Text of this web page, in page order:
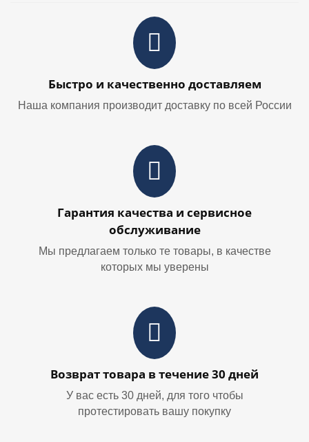
Быстро и качественно доставляем
Наша компания производит доставку по всей России
Гарантия качества и сервисное
обслуживание
Мы предлагаем только те товары, в качестве
которых мы уверены
Возврат товара в течение 30 дней
У вас есть 30 дней, для того чтобы
протестировать вашу покупку